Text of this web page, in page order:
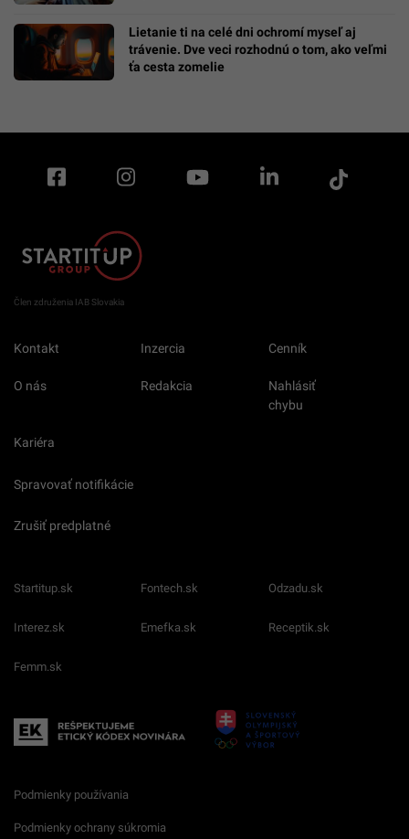
Lietanie ti na celé dni ochromí myseľ aj
trávenie. Dve veci rozhodnú o tom, ako veľmi
ťa cesta zomelie
Člen združenia IAB Slovakia
Kontakt Inzercia Cenník
O nás Redakcia
Nahlásiť
chybu
Kariéra
Spravovať notifikácie
Zrušiť predplatné
Startitup.sk Fontech.sk Odzadu.sk
Interez.sk Emefka.sk Receptik.sk
Femm.sk
Podmienky používania
Podmienky ochrany súkromia